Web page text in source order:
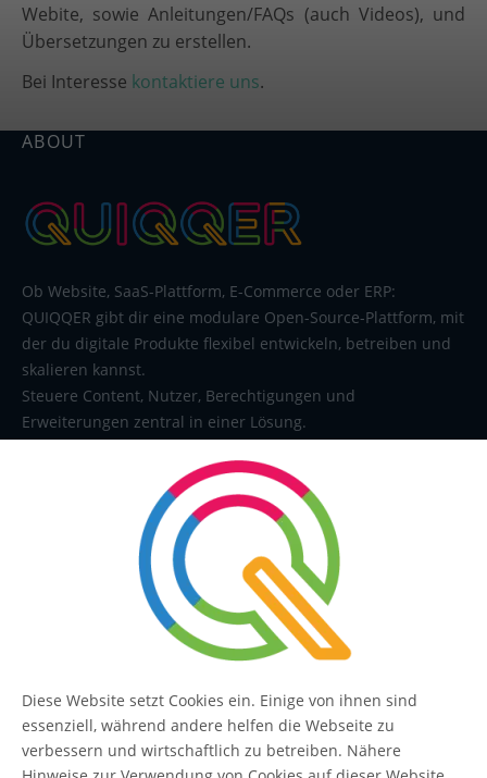
Webite, sowie Anleitungen/FAQs (auch Videos), und
Übersetzungen zu erstellen.
Bei Interesse kontaktiere uns.
ABOUT
Ob Website, SaaS-Plattform, E-Commerce oder ERP:
QUIQQER gibt dir eine modulare Open-Source-Plattform, mit
der du digitale Produkte flexibel entwickeln, betreiben und
skalieren kannst.
Steuere Content, Nutzer, Berechtigungen und
Erweiterungen zentral in einer Lösung.
QUIQQER
Diese Website setzt Cookies ein. Einige von ihnen sind
essenziell, während andere helfen die Webseite zu
verbessern und wirtschaftlich zu betreiben. Nähere